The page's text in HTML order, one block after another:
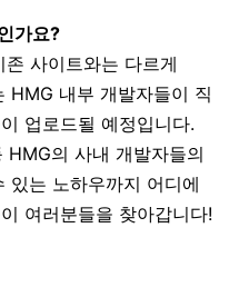
가요?
사이트와는 다르게
HMG 내부 개발자들이 직
업로드될 예정입니다.
HMG의 사내 개발자들의
있는 노하우까지 어디에
여러분들을 찾아갑니다!